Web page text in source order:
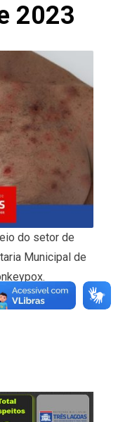
2023
do setor de
Municipal de